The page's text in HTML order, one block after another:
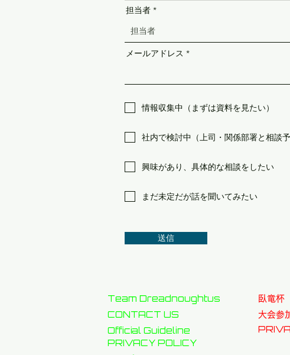
担当者
メールアドレス
情報収集中（まずは資料を見たい）
社内で検討中（上司・関係部署と相談予
興味があり、具体的な相談をしたい
まだ未定だが話を聞いてみたい
送信
Team Dreadnoughtus ​臥竜杯
CONTACT US
大会参
Official Guideline
PRIVACY POLICY